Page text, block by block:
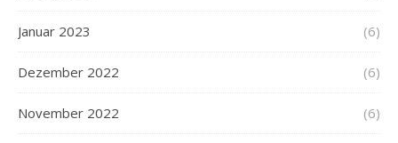
Januar 2023 (6)
Dezember 2022 (6)
November 2022 (6)